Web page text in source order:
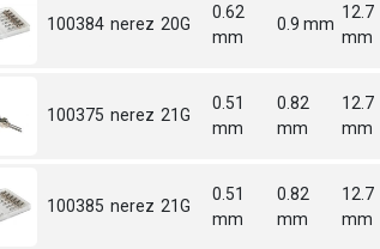
100384 nerez 20G
0.62
mm
0.9 mm
12.7
mm
100375 nerez 21G
0.51
mm
0.82
mm
12.7
mm
100385 nerez 21G
0.51
mm
0.82
mm
12.7
mm